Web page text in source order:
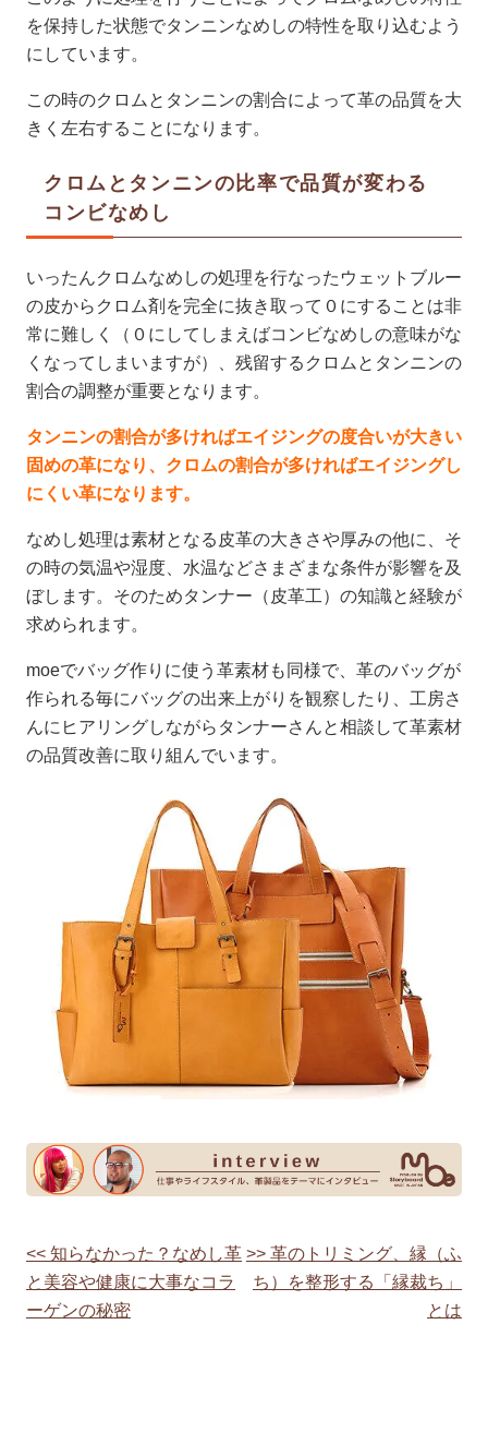
を保持した状態でタンニンなめしの特性を取り込むよう
にしています。
この時のクロムとタンニンの割合によって革の品質を大
きく左右することになります。
クロムとタンニンの比率で品質が変わる
コンビなめし
いったんクロムなめしの処理を行なったウェットブルー
の皮からクロム剤を完全に抜き取って０にすることは非
常に難しく（０にしてしまえばコンビなめしの意味がな
くなってしまいますが）、残留するクロムとタンニンの
割合の調整が重要となります。
タンニンの割合が多ければエイジングの度合いが大きい
固めの革になり、クロムの割合が多ければエイジングし
にくい革になります。
なめし処理は素材となる皮革の大きさや厚みの他に、そ
の時の気温や湿度、水温などさまざまな条件が影響を及
ぼします。そのためタンナー（皮革工）の知識と経験が
求められます。
moeでバッグ作りに使う革素材も同様で、革のバッグが
作られる毎にバッグの出来上がりを観察したり、工房さ
んにヒアリングしながらタンナーさんと相談して革素材
の品質改善に取り組んでいます。
投
稿
<< 知らなかった？なめし革
と美容や健康に大事なコラ
ーゲンの秘密
>> 革のトリミング、縁（ふ
ち）を整形する「縁裁ち」
とは